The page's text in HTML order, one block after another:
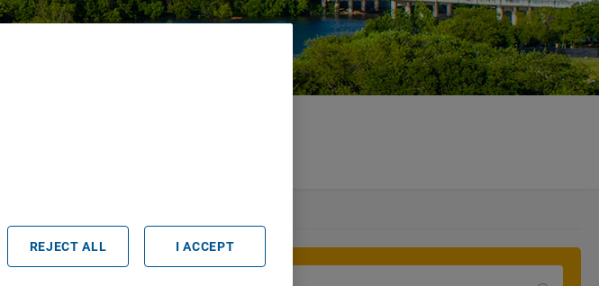
REJECT ALL I ACCEPT